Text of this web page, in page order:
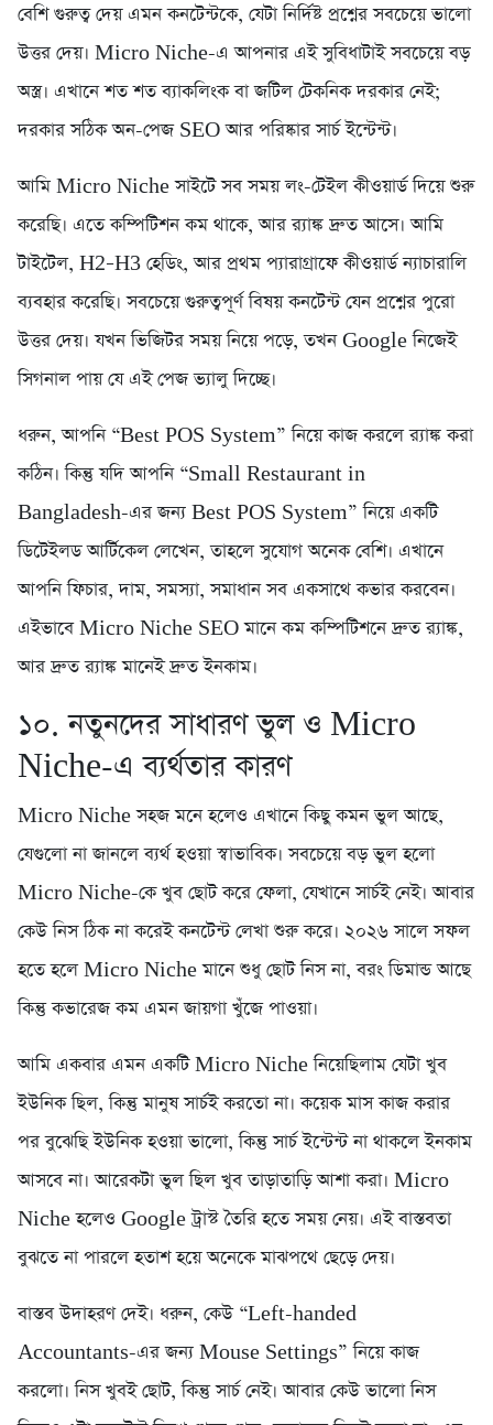
বেশি গুরুত্ব দেয় এমন কনটেন্টকে, যেটা নির্দিষ্ট প্রশ্নের সবচেয়ে ভালো
উত্তর দেয়। Micro Niche-এ আপনার এই সুবিধাটাই সবচেয়ে বড়
অস্ত্র। এখানে শত শত ব্যাকলিংক বা জটিল টেকনিক দরকার নেই;
দরকার সঠিক অন-পেজ SEO আর পরিষ্কার সার্চ ইন্টেন্ট।
আমি Micro Niche সাইটে সব সময় লং-টেইল কীওয়ার্ড দিয়ে শুরু
করেছি। এতে কম্পিটিশন কম থাকে, আর র‍্যাঙ্ক দ্রুত আসে। আমি
টাইটেল, H2–H3 হেডিং, আর প্রথম প্যারাগ্রাফে কীওয়ার্ড ন্যাচারালি
ব্যবহার করেছি। সবচেয়ে গুরুত্বপূর্ণ বিষয় কনটেন্ট যেন প্রশ্নের পুরো
উত্তর দেয়। যখন ভিজিটর সময় নিয়ে পড়ে, তখন Google নিজেই
সিগনাল পায় যে এই পেজ ভ্যালু দিচ্ছে।
ধরুন, আপনি “Best POS System” নিয়ে কাজ করলে র‍্যাঙ্ক করা
কঠিন। কিন্তু যদি আপনি “Small Restaurant in
Bangladesh-এর জন্য Best POS System” নিয়ে একটি
ডিটেইলড আর্টিকেল লেখেন, তাহলে সুযোগ অনেক বেশি। এখানে
আপনি ফিচার, দাম, সমস্যা, সমাধান সব একসাথে কভার করবেন।
এইভাবে Micro Niche SEO মানে কম কম্পিটিশনে দ্রুত র‍্যাঙ্ক,
আর দ্রুত র‍্যাঙ্ক মানেই দ্রুত ইনকাম।
১০. নতুনদের সাধারণ ভুল ও Micro
Niche-এ ব্যর্থতার কারণ
Micro Niche সহজ মনে হলেও এখানে কিছু কমন ভুল আছে,
যেগুলো না জানলে ব্যর্থ হওয়া স্বাভাবিক। সবচেয়ে বড় ভুল হলো
Micro Niche-কে খুব ছোট করে ফেলা, যেখানে সার্চই নেই। আবার
কেউ নিস ঠিক না করেই কনটেন্ট লেখা শুরু করে। ২০২৬ সালে সফল
হতে হলে Micro Niche মানে শুধু ছোট নিস না, বরং ডিমান্ড আছে
কিন্তু কভারেজ কম এমন জায়গা খুঁজে পাওয়া।
আমি একবার এমন একটি Micro Niche নিয়েছিলাম যেটা খুব
ইউনিক ছিল, কিন্তু মানুষ সার্চই করতো না। কয়েক মাস কাজ করার
পর বুঝেছি ইউনিক হওয়া ভালো, কিন্তু সার্চ ইন্টেন্ট না থাকলে ইনকাম
আসবে না। আরেকটা ভুল ছিল খুব তাড়াতাড়ি আশা করা। Micro
Niche হলেও Google ট্রাস্ট তৈরি হতে সময় নেয়। এই বাস্তবতা
বুঝতে না পারলে হতাশ হয়ে অনেকে মাঝপথে ছেড়ে দেয়।
বাস্তব উদাহরণ দেই। ধরুন, কেউ “Left-handed
Accountants-এর জন্য Mouse Settings” নিয়ে কাজ
করলো। নিস খুবই ছোট, কিন্তু সার্চ নেই। আবার কেউ ভালো নিস